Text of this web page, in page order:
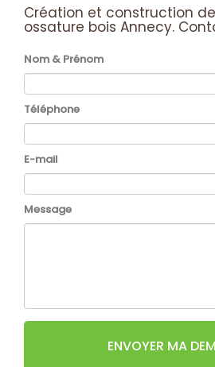
Création et construction
ossature bois Annecy.
Nom & Prénom
Téléphone
E-mail
Message
ENVOYER MA